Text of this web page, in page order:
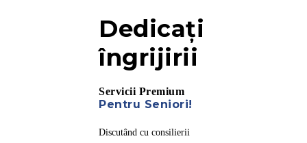
Dedicați
îngrijirii
Servicii Premium
Pentru Seniori!
Discutând cu consilierii